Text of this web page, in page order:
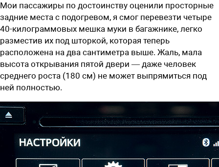
Мои пассажиры по достоинству оценили просторные
задние места с подогревом, я смог перевезти четыре
40-килограммовых мешка муки в багажнике, легко
разместив их под шторкой, которая теперь
расположена на два сантиметра выше. Жаль, мала
высота открывания пятой двери — даже человек
среднего роста (180 см) не может выпрямиться под
ней полностью.